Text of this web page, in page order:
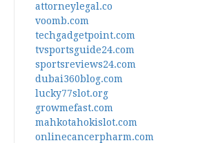
attorneylegal.co
voomb.com
techgadgetpoint.com
tvsportsguide24.com
sportsreviews24.com
dubai360blog.com
lucky77slot.org
growmefast.com
mahkotahokislot.com
onlinecancerpharm.com